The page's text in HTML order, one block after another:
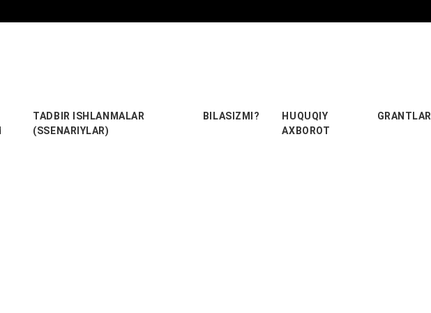
TADBIR ISHLANMALAR
(SSENARIYLAR)
BILASIZMI?
HUQUQIY
AXBOROT
GRANTLAR